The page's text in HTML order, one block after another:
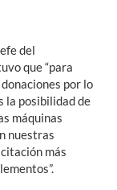
del
que “para
por lo
la posibilidad de
máquinas
nuestras
más